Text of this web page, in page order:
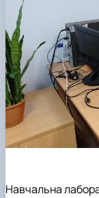
Навчальна